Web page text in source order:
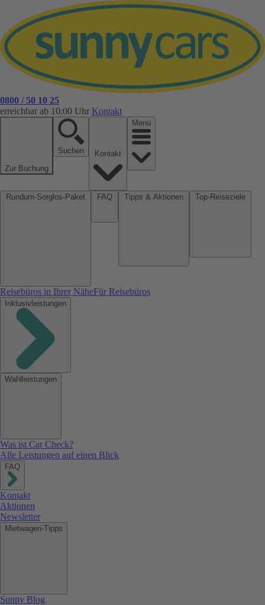
0800 / 50 10 25
erreichbar ab 10:00 Uhr Kontakt
Zur Buchung
Suchen
Menü
Reisebüros in Ihrer NäheFür Reisebüros
Inklusivleistungen
Wahlleistungen
Was ist Car Check?
Alle Leistungen auf einen Blick
FAQ
Kontakt
Aktionen
Newsletter
Mietwagen-Tipps
Sunny Blog